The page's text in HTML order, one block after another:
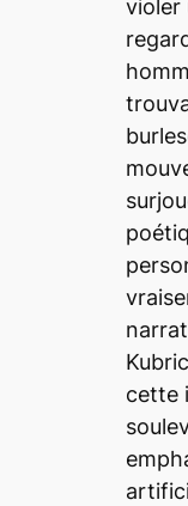
violer
cette